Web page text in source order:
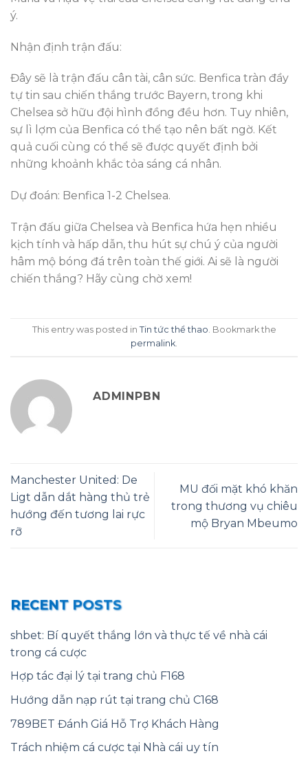
ý.
Nhận định trận đấu:
Đây sẽ là trận đấu cân tài, cân sức. Benfica tràn đầy
tự tin sau chiến thắng trước Bayern, trong khi
Chelsea sở hữu đội hình đồng đều hơn. Tuy nhiên,
sự lì lợm của Benfica có thể tạo nên bất ngờ. Kết
quả cuối cùng có thể sẽ được quyết định bởi
những khoảnh khắc tỏa sáng cá nhân.
Dự đoán: Benfica 1-2 Chelsea.
Trận đấu giữa Chelsea và Benfica hứa hẹn nhiều
kịch tính và hấp dẫn, thu hút sự chú ý của người
hâm mộ bóng đá trên toàn thế giới. Ai sẽ là người
chiến thắng? Hãy cùng chờ xem!
This entry was posted in Tin tức thể thao. Bookmark the
permalink.
ADMINPBN
Manchester United: De
Ligt dẫn dắt hàng thủ trẻ
hướng đến tương lai rực
rỡ
MU đối mặt khó khăn
trong thương vụ chiêu
mộ Bryan Mbeumo
RECENT POSTS
shbet: Bí quyết thắng lớn và thực tế về nhà cái
trong cá cược
Hợp tác đại lý tại trang chủ F168
Hướng dẫn nạp rút tại trang chủ C168
789BET Đánh Giá Hỗ Trợ Khách Hàng
Trách nhiệm cá cược tại Nhà cái uy tín